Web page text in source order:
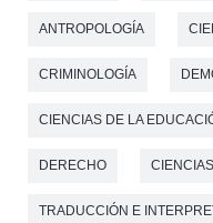
ANTROPOLOGÍA
CRIMINOLOGÍA
CIENCIAS DE LA
DERECHO
TRADUCCIÓN E